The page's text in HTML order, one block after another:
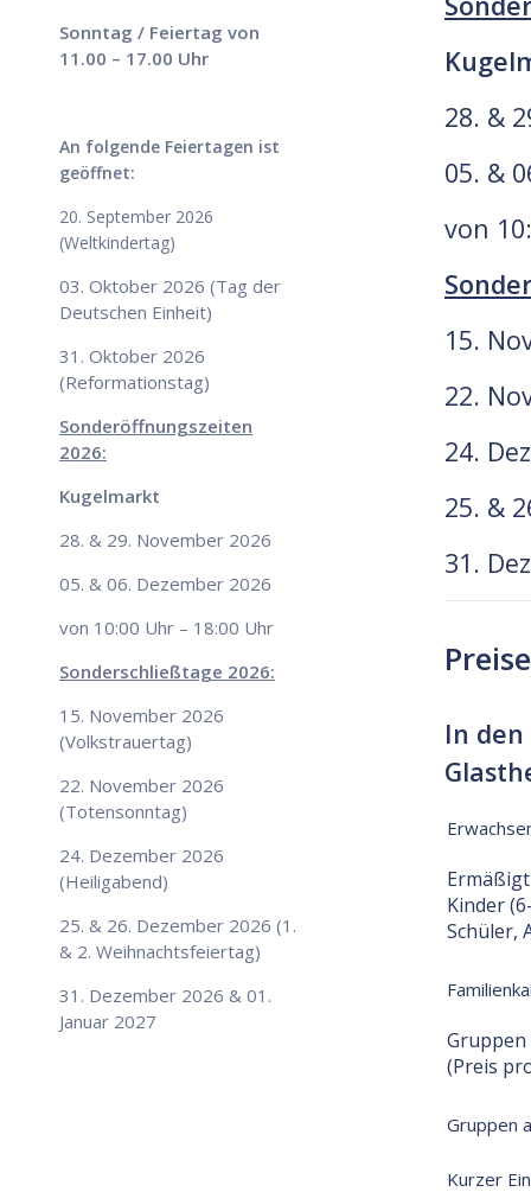
28. &
05. &
von
15.
22.
24.
25. &
31.
Preise
In
Ermäßigt
Kinder
Schüler,
Gruppen
(Preis
Gruppen
Kurzer
Sonntag / Feiertag von
11.00 – 17.00 Uhr
An folgende Feiertagen ist
geöffnet:
20. September 2026
(Weltkindertag)
03. Oktober 2026 (Tag der
Deutschen Einheit)
31. Oktober 2026
(Reformationstag)
Sonderöffnungszeiten
2026:
Kugelmarkt
28. & 29. November 2026
05. & 06. Dezember 2026
von 10:00 Uhr – 18:00 Uhr
Sonderschließtage 2026:
15. November 2026
(Volkstrauertag)
22. November 2026
(Totensonntag)
24. Dezember 2026
(Heiligabend)
25. & 26. Dezember 2026 (1.
& 2. Weihnachtsfeiertag)
31. Dezember 2026 & 01.
Januar 2027